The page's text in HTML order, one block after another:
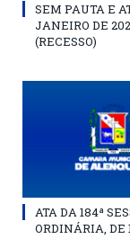
SEM PAUTA E
JANEIRO DE
(RECESSO)
ATA DA 184ª
ORDINÁRIA, DE